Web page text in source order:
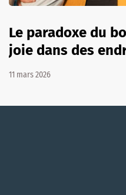
Le paradoxe du
joie dans des
11 mars 2026